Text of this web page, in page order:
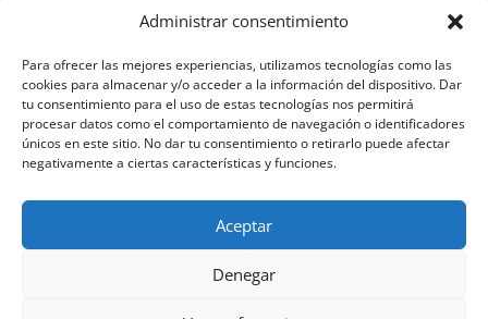
Administrar consentimiento
Para ofrecer las mejores experiencias, utilizamos tecnologías como las
cookies para almacenar y/o acceder a la información del dispositivo. Dar
tu consentimiento para el uso de estas tecnologías nos permitirá
procesar datos como el comportamiento de navegación o identificadores
únicos en este sitio. No dar tu consentimiento o retirarlo puede afectar
negativamente a ciertas características y funciones.
Aceptar
Denegar
Categorías